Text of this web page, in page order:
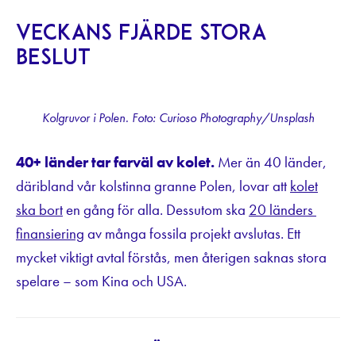
Veckans fjärde stora
beslut
Kolgruvor i Polen. Foto: Curioso Photography/Unsplash
40+ länder tar farväl av kolet. Mer än 40 länder,
däribland vår kolstinna granne Polen, lovar att kolet
ska borten gång för alla. Dessutom ska 20 länders
finansiering av många fossila projekt avslutas. Ett
mycket viktigt avtal förstås, men återigen saknas stora
spelare – som Kina och USA.